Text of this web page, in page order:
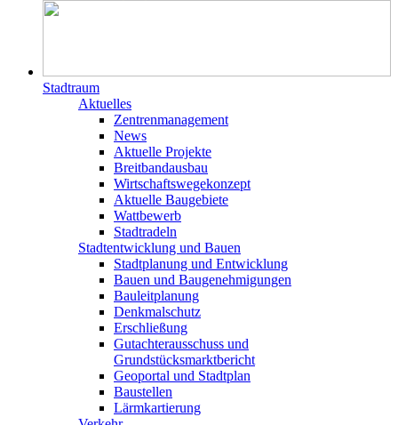
Stadtraum
Aktuelles
Zentrenmanagement
News
Aktuelle Projekte
Breitbandausbau
Wirtschaftswegekonzept
Aktuelle Baugebiete
Wattbewerb
Stadtradeln
Stadtentwicklung und Bauen
Stadtplanung und Entwicklung
Bauen und Baugenehmigungen
Bauleitplanung
Denkmalschutz
Erschließung
Gutachterausschuss und
Grundstücksmarktbericht
Geoportal und Stadtplan
Baustellen
Lärmkartierung